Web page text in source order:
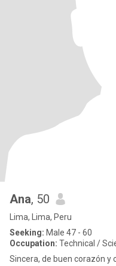
Ana, 50
Lima, Lima, Peru
Seeking: Male 47 - 60
Occupation: Technical /
Sincera, de buen corazón y